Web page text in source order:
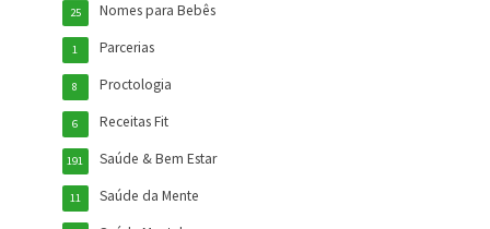
Nomes para Bebês
25
Parcerias
1
Proctologia
8
Receitas Fit
6
Saúde & Bem Estar
191
Saúde da Mente
11